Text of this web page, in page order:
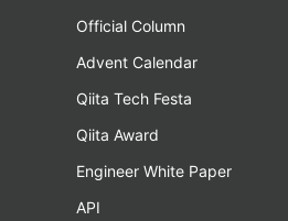
Official Column
Advent Calendar
Qiita Tech Festa
Qiita Award
Engineer White Paper
API